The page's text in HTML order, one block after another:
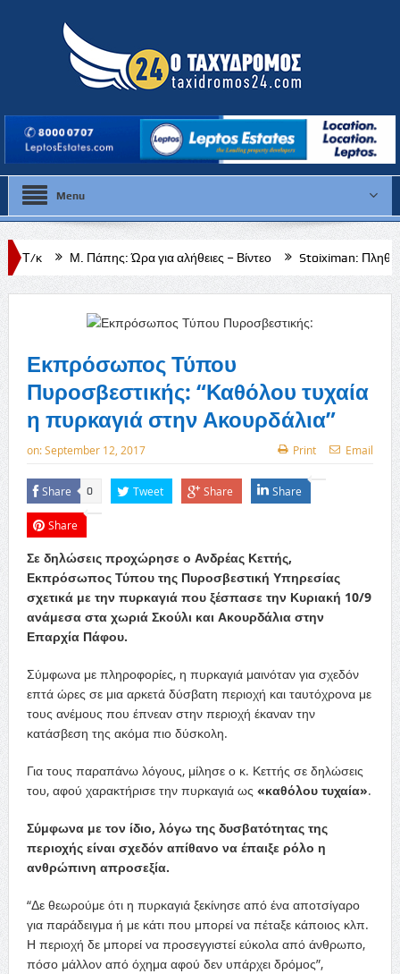
Menu
Ώρα για αλήθειες – Βίντεο Stoiximan: Πληθώρα επιλογών για
Εκπρόσωπος Τύπου
Πυροσβεστικής: “Καθόλου τυχαία
η πυρκαγιά στην Ακουρδάλια”
on:September 12, 2017 Print Email
Share 0 Tweet Share Share
Share
Σε δηλώσεις προχώρησε ο Ανδρέας Κεττής,
Εκπρόσωπος Τύπου της Πυροσβεστική Υπηρεσίας
σχετικά με την πυρκαγιά που ξέσπασε την Κυριακή 10/9
ανάμεσα στα χωριά Σκούλι και Ακουρδάλια στην
Επαρχία Πάφου.
Σύμφωνα με πληροφορίες, η πυρκαγιά μαινόταν για σχεδόν
επτά ώρες σε μια αρκετά δύσβατη περιοχή και ταυτόχρονα με
τους ανέμους που έπνεαν στην περιοχή έκαναν την
κατάσβεση της ακόμα πιο δύσκολη.
Για τους παραπάνω λόγους, μίλησε ο κ. Κεττής σε δηλώσεις
του, αφού χαρακτήρισε την πυρκαγιά ως «καθόλου τυχαία».
Σύμφωνα με τον ίδιο, λόγω της δυσβατότητας της
περιοχής είναι σχεδόν απίθανο να έπαιξε ρόλο η
ανθρώπινη απροσεξία.
“Δε θεωρούμε ότι η πυρκαγιά ξεκίνησε από ένα αποτσίγαρο
για παράδειγμα ή με κάτι που μπορεί να πέταξε κάποιος κλπ.
Η περιοχή δε μπορεί να προσεγγιστεί εύκολα από άνθρωπο,
πόσο μάλλον από όχημα αφού δεν υπάρχει δρόμος”,